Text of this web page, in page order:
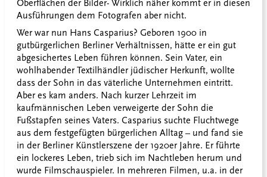
Oberflächen der Bilder- Wirklich näher kommt er in diesen
Ausführungen dem Fotografen aber nicht.
Wer war nun Hans Casparius? Geboren 1900 in
gutbürgerlichen Berliner Verhältnissen, hätte er ein gut
abgesichertes Leben führen können. Sein Vater, ein
wohlhabender Textilhändler jüdischer Herkunft, wollte
dass der Sohn in das väterliche Unternehmen eintritt.
Aber es kam anders. Nach kurzer Lehrzeit im
kaufmännischen Leben verweigerte der Sohn die
Fußstapfen seines Vaters. Casparius suchte Fluchtwege
aus dem festgefügten bürgerlichen Alltag – und fand sie
in der Berliner Künstlerszene der 1920er Jahre. Er führte
ein lockeres Leben, trieb sich im Nachtleben herum und
wurde Filmschauspieler. In mehreren Filmen, u.a. in der